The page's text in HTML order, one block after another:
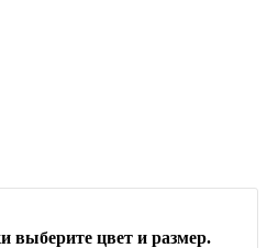
выберите цвет и размер.